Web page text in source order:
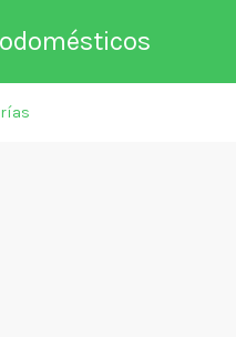
empresas